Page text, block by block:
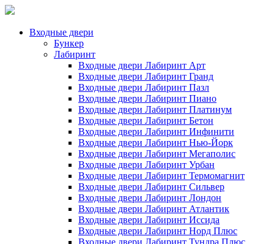
Входные двери
Бункер
Лабиринт
Входные двери Лабиринт Арт
Входные двери Лабиринт Гранд
Входные двери Лабиринт Пазл
Входные двери Лабиринт Пиано
Входные двери Лабиринт Платинум
Входные двери Лабиринт Бетон
Входные двери Лабиринт Инфинити
Входные двери Лабиринт Нью-Йорк
Входные двери Лабиринт Мегаполис
Входные двери Лабиринт Урбан
Входные двери Лабиринт Термомагнит
Входные двери Лабиринт Сильвер
Входные двери Лабиринт Лондон
Входные двери Лабиринт Атлантик
Входные двери Лабиринт Иссида
Входные двери Лабиринт Норд Плюс
Входные двери Лабиринт Тундра Плюс